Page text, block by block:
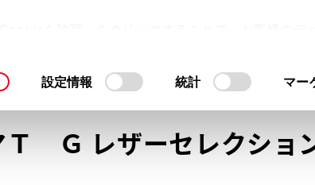
ださい。設定情報 統計 マー
モデル・年式・グレード
ＴＧ レザーセレクショ